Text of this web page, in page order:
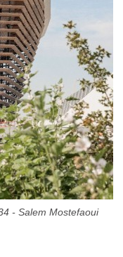
- Salem Mostefaoui